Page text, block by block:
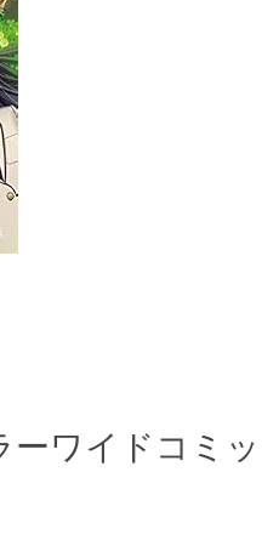
ーワイドコミ